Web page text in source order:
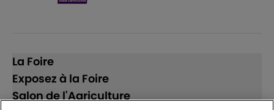
La Foire
Exposez à la Foire
Salon de l'Agriculture